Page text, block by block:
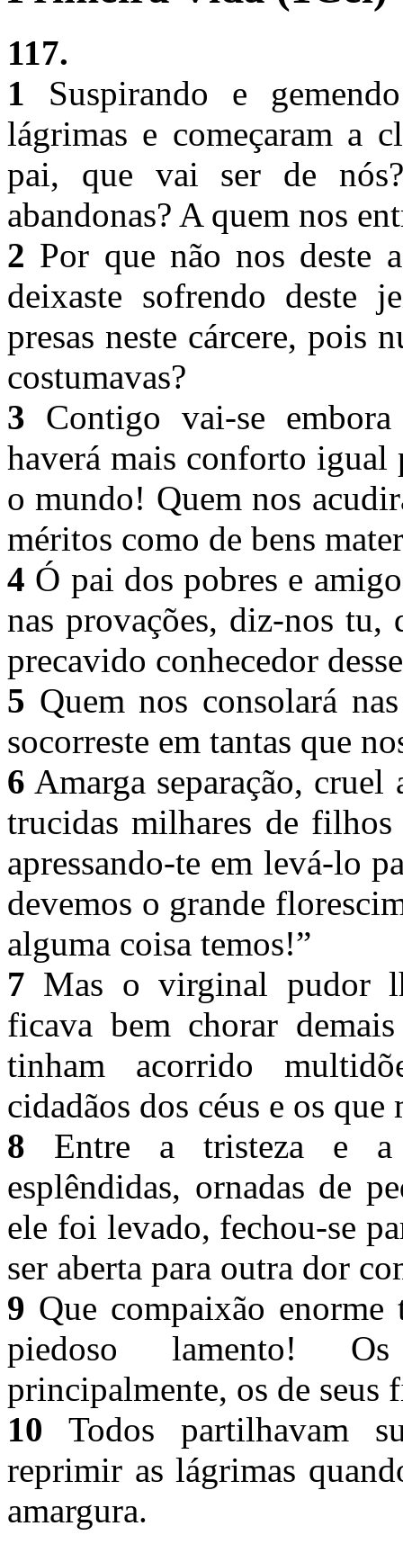
117.
1 Suspirando e
lágrimas e começaram a
pai, que vai ser de
abandonas? A quem nos
2 Por que não nos deste
deixaste sofrendo deste
presas neste cárcere, pois
costumavas?
3 Contigo vai-se
haverá mais conforto igual
o mundo! Quem nos
méritos como de bens
4 Ó pai dos pobres e
nas provações, diz-nos tu,
precavido conhecedor
5 Quem nos consolará
socorreste em tantas que
6 Amarga separação,
trucidas milhares de
apressando-te em levá-lo
devemos o grande
alguma coisa temos!”
7 Mas o virginal pudor
ficava bem chorar
tinham acorrido
cidadãos dos céus e os
8 Entre a tristeza e a
esplêndidas, ornadas de
ele foi levado, fechou-se
ser aberta para outra dor
9 Que compaixão
piedoso lamento!
principalmente, os de
10 Todos partilhavam
reprimir as lágrimas
amargura.